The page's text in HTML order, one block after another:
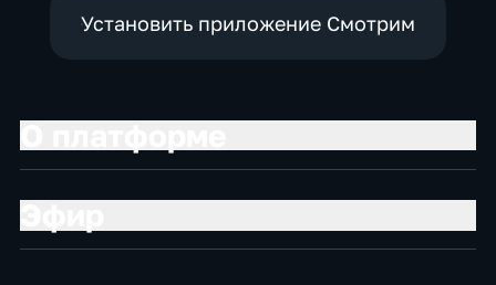
Установить приложение Смотрим